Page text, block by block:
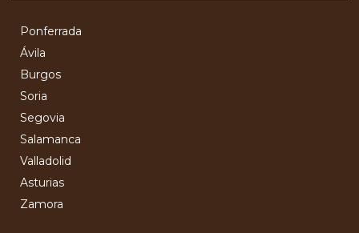
Ponferrada
Ávila
Burgos
Soria
Segovia
Salamanca
Valladolid
Asturias
Zamora